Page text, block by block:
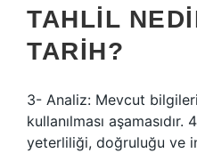
TAHLIL
TARIH?
3- Analiz: Mevcut
kullanılması
yeterliliği, doğruluğu ve